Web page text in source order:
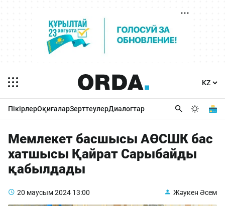
ПікірлерОқиғаларЗерттеулерДиалогтар
Мемлекет басшысы АӨСШК бас
хатшысы Қайрат Сарыбайды
қабылдады
20 маусым 2024 13:00 Жәукен Әсем